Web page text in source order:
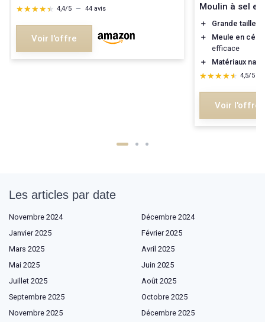
★★★★★
★★★★★ 4,4/5 — 44 avis
Voir l'offre
Moulin à sel et
＋ Grande taille
＋
Meule en
efficace
＋
Matériaux
★★★★★
★★★★★ 4,5/5
Voir l'offre
Les articles par date
Novembre 2024
Décembre 2024
Janvier 2025
Février 2025
Mars 2025
Avril 2025
Mai 2025
Juin 2025
Juillet 2025
Août 2025
Septembre 2025
Octobre 2025
Novembre 2025
Décembre 2025